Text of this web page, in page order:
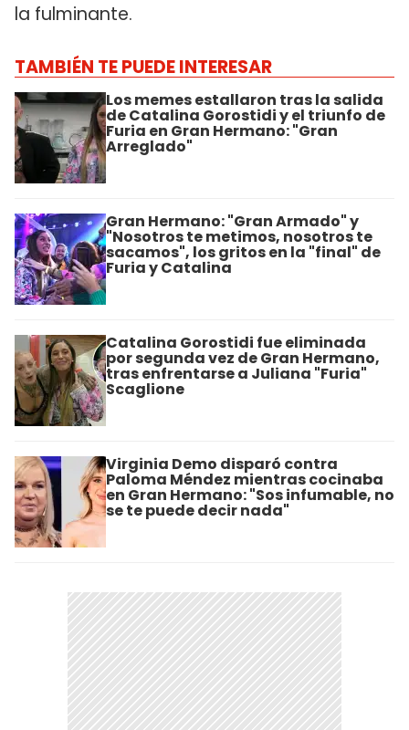
la fulminante.
TAMBIÉN TE PUEDE INTERESAR
Los memes estallaron tras la salida
de Catalina Gorostidi y el triunfo de
Furia en Gran Hermano: "Gran
Arreglado"
Gran Hermano: "Gran Armado" y
"Nosotros te metimos, nosotros te
sacamos", los gritos en la "final" de
Furia y Catalina
Catalina Gorostidi fue eliminada
por segunda vez de Gran Hermano,
tras enfrentarse a Juliana "Furia"
Scaglione
Virginia Demo disparó contra
Paloma Méndez mientras cocinaba
en Gran Hermano: "Sos infumable, no
se te puede decir nada"